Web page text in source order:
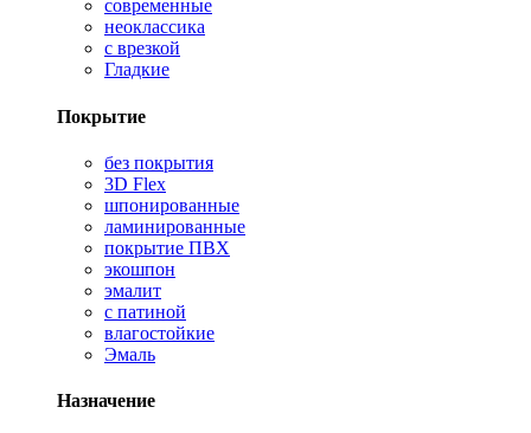
современные
неоклассика
с врезкой
Гладкие
Покрытие
без покрытия
3D Flex
шпонированные
ламинированные
покрытие ПВХ
экошпон
эмалит
с патиной
влагостойкие
Эмаль
Назначение